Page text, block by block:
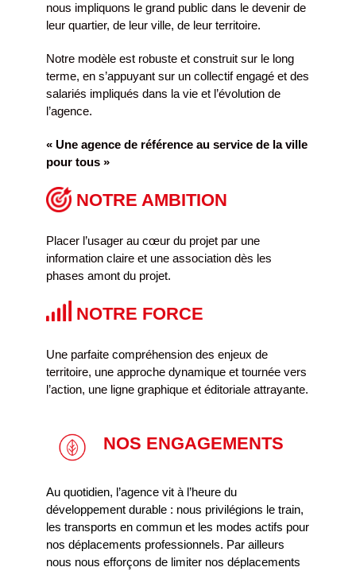
nous impliquons le grand public dans le devenir de
leur quartier, de leur ville, de leur territoire.
Notre modèle est robuste et construit sur le long
terme, en s’appuyant sur un collectif engagé et des
salariés impliqués dans la vie et l’évolution de
l’agence.
« Une agence de référence au service de la ville
pour tous »
NOTRE AMBITION
Placer l’usager au cœur du projet par une
information claire et une association dès les
phases amont du projet.
NOTRE FORCE
Une parfaite compréhension des enjeux de
territoire, une approche dynamique et tournée vers
l’action, une ligne graphique et éditoriale attrayante.
NOS ENGAGEMENTS
Au quotidien, l’agence vit à l’heure du
développement durable : nous privilégions le train,
les transports en commun et les modes actifs pour
nos déplacements professionnels. Par ailleurs
nous nous efforçons de limiter nos déplacements